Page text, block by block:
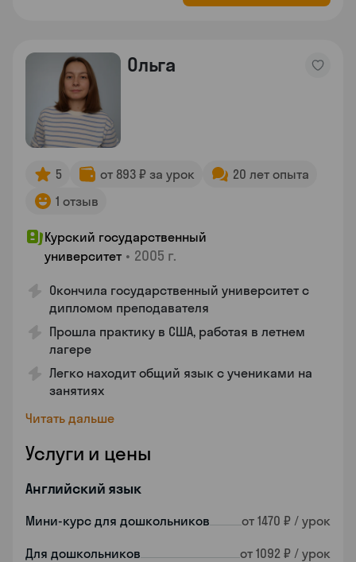
Ольга
5 от 893 ₽ за урок
20 лет опыта
1 отзыв
Курский государственный
университет • 2005 г.
Окончила государственный университет с
дипломом преподавателя
Прошла практику в США, работая в летнем
лагере
Легко находит общий язык с учениками на
занятиях
Читать дальше
Услуги и цены
Английский язык
Мини-курс для дошкольников от 1470 ₽ / урок
Для дошкольников от 1092 ₽ / урок